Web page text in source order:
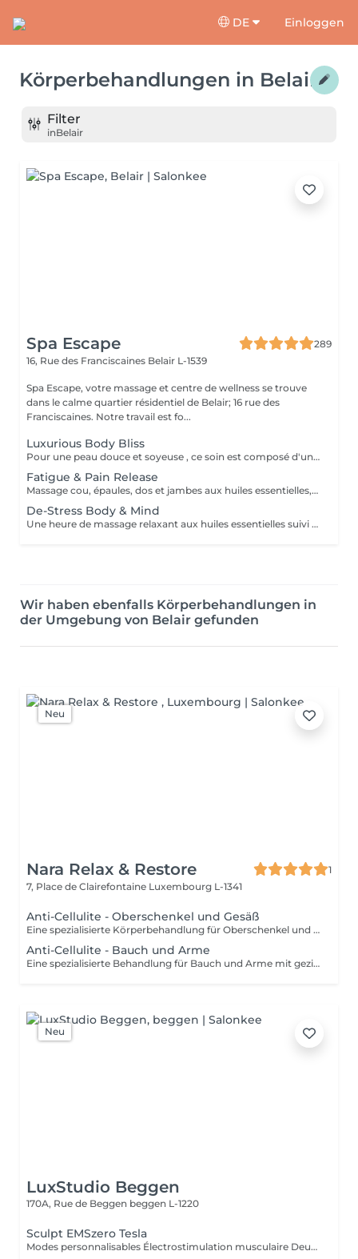
DE Einloggen
Körperbehandlungen in Belair
Filter
inBelair
Spa Escape
289
16, Rue des Franciscaines Belair L-1539
Spa Escape, votre massage et centre de wellness se trouve
dans le calme quartier résidentiel de Belair; 16 rue des
Franciscaines. Notre travail est fo...
Luxurious Body Bliss
Pour une peau douce et soyeuse , ce soin est composé d'un gommage du corps complet suivi d'un massage aux huiles aromatiques
Fatigue & Pain Release
Massage cou, épaules, dos et jambes aux huiles essentielles, suivi d'une réfléxologie palmaire et plantaire. Le rituel se termine par un massage crânien revitalisant. Ce soin commence par un rafraîchissement stimulant des pieds pour favoriser la circulation sanguine et la relaxation.
De-Stress Body & Mind
Une heure de massage relaxant aux huiles essentielles suivi d'un masque hydratant visage et d'un massage du crane et visage par accupression. Ce soin commence par un rafraîchissement stimulant des pieds pour favoriser la circulation sanguine et la relaxation.
Wir haben ebenfalls Körperbehandlungen in
der Umgebung von Belair gefunden
Neu
Nara Relax & Restore
1
7, Place de Clairefontaine Luxembourg L-1341
Anti-Cellulite - Oberschenkel und Gesäß
Eine spezialisierte Körperbehandlung für Oberschenkel und Gesäß mit intensiven Massagetechniken zur Anregung der Durchblutung und gezielten Bearbeitung des darunterliegenden Gewebes. Die Anwendung kann das Hautbild unterstützen, die Gewebespannung fördern und für ein glatteres, strafferes Hautgefühl sorgen.
Anti-Cellulite - Bauch und Arme
Eine spezialisierte Behandlung für Bauch und Arme mit gezielten Massagetechniken zur Anregung der Durchblutung und Unterstützung eines gepflegten Hautbildes. Die intensive Anwendung kann die Gewebespannung fördern, das Hautbild verfeinern und die Haut geschmeidiger, glatter und frischer erscheinen lassen.
Neu
LuxStudio Beggen
170A, Rue de Beggen beggen L-1220
Sculpt EMSzero Tesla
Modes personnalisables Électrostimulation musculaire Deux poignées indépendantes : contrôlez la puissance indépendamment, permettant des entraînements synchronisés ou individualisés Sûr et non invasif : notre machine est exempte de courant, d'hyperthermie, de rayonnement et ne nécessite aucune période de récupération. Brûlage de graisse et développement musculaire sans effort Gain de temps et d'efforts : seulement 30 minutes d'utilisation équivalent à 30 000 contractions musculaires, l'équivalent d'innombrables rouleaux de ventre ou squats.